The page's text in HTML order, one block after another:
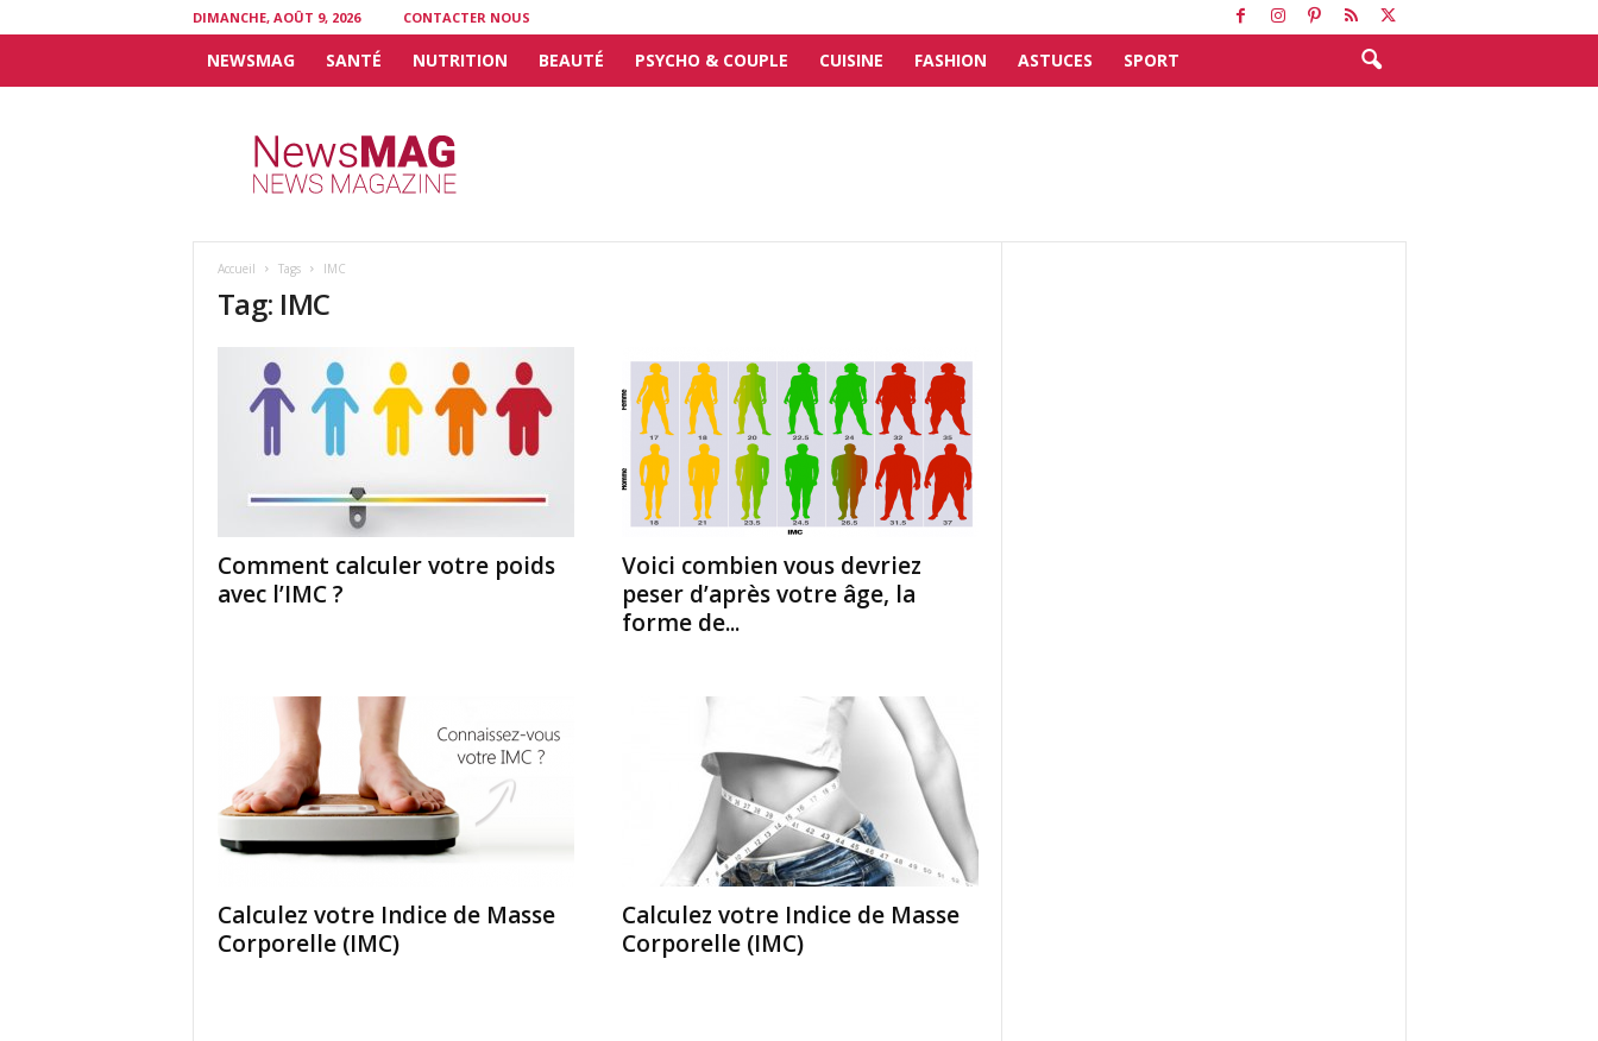
DIMANCHE, AOÛT 9, 2026 CONTACTER NOUS
NEWSMAG SANTÉ NUTRITION BEAUTÉ PSYCHO & COUPLE CUISINE FASHION ASTUCES SPORT
Accueil Tags IMC
Tag: IMC
Comment calculer votre poids
avec l’IMC ?
Voici combien vous devriez
peser d’après votre âge, la
forme de...
Calculez votre Indice de Masse
Corporelle (IMC)
Calculez votre Indice de Masse
Corporelle (IMC)